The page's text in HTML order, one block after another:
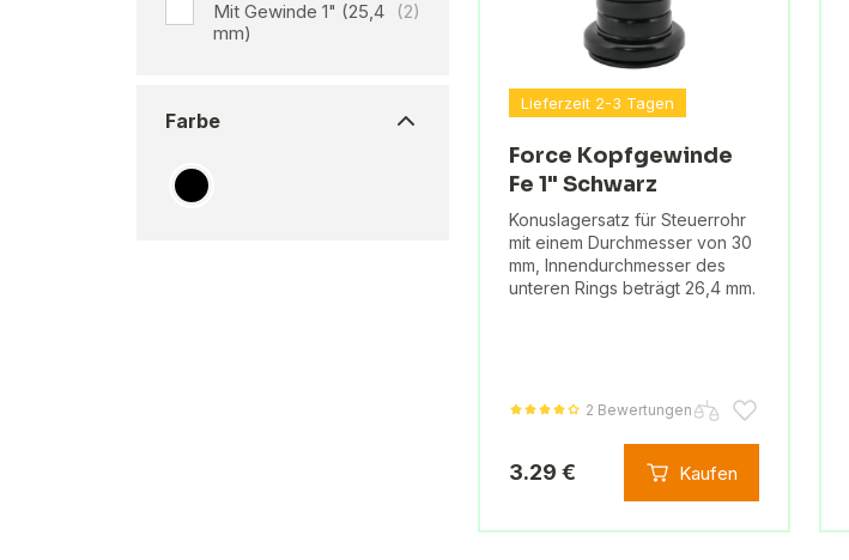
Mit Gewinde 1" (25,4
mm)
(2)
Farbe
Lieferzeit 2-3 Tagen
Force Kopfgewinde
Fe 1" Schwarz
Konuslagersatz für Steuerrohr
mit einem Durchmesser von 30
mm, Innendurchmesser des
unteren Rings beträgt 26,4 mm.
2 Bewertungen
3.29 € Kaufen